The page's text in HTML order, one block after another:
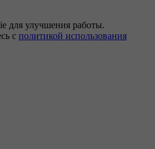
для улучшения работы.
с политикой использования